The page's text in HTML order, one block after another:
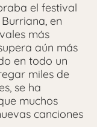
el festival
en
más
aún más
en todo un
miles de
se ha
muchos
canciones